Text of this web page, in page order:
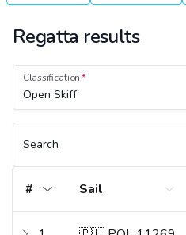
Regatta results
Classification
Open Skiff
Search
# Sail